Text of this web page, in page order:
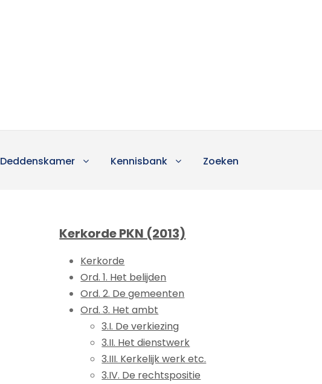
Deddenskamer Kennisbank Zoeken
Kerkorde PKN (2013)
Kerkorde
Ord. 1. Het belijden
Ord. 2. De gemeenten
Ord. 3. Het ambt
3.I. De verkiezing
3.II. Het dienstwerk
3.III. Kerkelijk werk etc.
3.IV. De rechtspositie